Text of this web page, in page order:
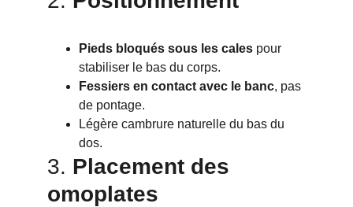
Pieds bloqués sous les cales pour
stabiliser le bas du corps.
Fessiers en contact avec le banc, pas
de pontage.
Légère cambrure naturelle du bas du
dos.
3. Placement des
omoplates